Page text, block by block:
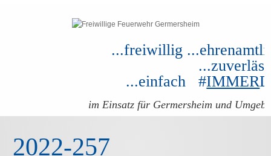
...freiwillig
...einfach #IMMER
im Einsatz für Germersheim und
2022-257